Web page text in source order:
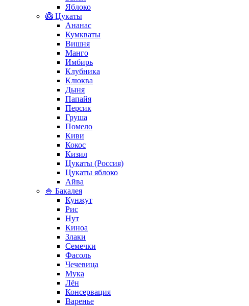
Яблоко
🥝 Цукаты
Ананас
Кумкваты
Вишня
Манго
Имбирь
Клубника
Клюква
Дыня
Папайя
Персик
Груша
Помело
Киви
Кокос
Кизил
Цукаты (Россия)
Цукаты яблоко
Айва
🍚 Бакалея
Кунжут
Рис
Нут
Киноа
Злаки
Семечки
Фасоль
Чечевица
Мука
Лён
Консервация
Варенье